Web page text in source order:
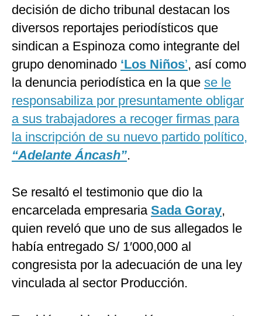
decisión de dicho tribunal destacan los
diversos reportajes periodísticos que
sindican a Espinoza como integrante del
grupo denominado ‘Los Niños’, así como
la denuncia periodística en la que se le
responsabiliza por presuntamente obligar
a sus trabajadores a recoger firmas para
la inscripción de su nuevo partido político,
“Adelante Áncash”.
Se resaltó el testimonio que dio la
encarcelada empresaria Sada Goray,
quien reveló que uno de sus allegados le
había entregado S/ 1′000,000 al
congresista por la adecuación de una ley
vinculada al sector Producción.